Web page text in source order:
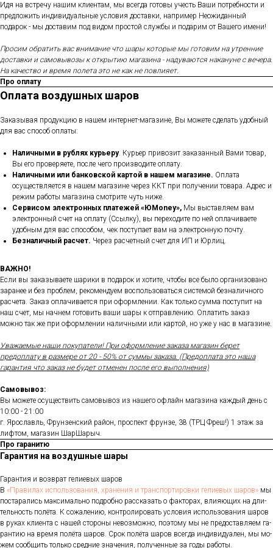
Идя на встречу нашим клиентам, мы всегда готовы учесть Ваши потребности и
предложить индивидуальные условия доставки, например Неожиданный
подарок - мы доставим под видом простой службы и подарим от Вашего имени!
Просим обратить вас внимание что шары которые мы готовим на утренние
доставки и самовывозы к открытию магазина - надуваются накануне с вечера.
На качество и время полета это не как не повлияет.
Про оплату
Оплата воздушных шаров
Заказывая продукцию в нашем интернет-магазине, Вы можете сделать удобный
для вас способ оплаты:
Наличными в рублях курьеру. Курьер привозит заказанный Вами товар,
Вы его проверяете, после чего производите оплату.
Наличными или банковской картой в нашем магазине. Оплата
осуществляется в нашем магазине через ККТ при получении товара. Адрес и
режим работы магазина смотрите чуть ниже.
Сервисом электронных платежей «ЮMoney», Мы выставляем вам
электронный счет на оплату (Ссылку), вы переходите по ней оплачиваете
удобным для вас способом, чек поступает вам на электронную почту.
Безналичный расчет. Через расчетный счет для ИП и Юрлиц.
ВАЖНО!
Если вы заказываете шарики в подарок и хотите, чтобы все было организовано
заранее и без проблем, рекомендуем воспользоваться системой безналичного
расчета. Заказ оплачивается при оформлении. Как только сумма поступит на
наш счет, мы начнем готовить ваши шары к отправлению. Оплатить заказ
можно так же при оформлении наличными или картой, но уже у нас в магазине.
Уважаемые наши покупатели! При оформление заказа магазин берет
предоплату в размере от 20 - 50% от суммы заказа. (Предоплата это наша
гарантия что заказ не будет отменен после его выполнения)
Самовывоз:
Вы можете осуществить самовывоз из нашего офлайн магазина каждый день с
10:00 - 21:00
г. Ярославль, Фрунзенский район, проспект фрунзе, 38 (ТРЦ Фреш!) 1 этаж за
лифтом, магазин ШарШарыч.
Про гаранитю
Гарантия на воздушные шары
Га­ран­тия и воз­врат ге­ли­евых ша­ров
В «Пра­ви­лах ис­поль­зо­ва­ния, хра­не­ния и тран­спор­ти­ров­ки ге­ли­евых ша­ров» мы
пос­та­рались мак­си­маль­но под­робно рас­ска­зать о фак­то­рах, вли­яющих на дли­
тель­ность по­лёта. К со­жале­нию, кон­тро­лиро­вать ус­ло­вия ис­поль­зо­вания ша­ров
в ру­ках кли­ен­та с на­шей сто­роны не­воз­можно, по­это­му мы не пре­дос­тавля­ем га­
ран­тию на вре­мя по­лёта ша­ров. Срок по­лёта ша­ров всег­да ин­ди­виду­ален, мы мо­
жем со­об­щить толь­ко сред­ние зна­чения, по­лучен­ные за го­ды ра­боты.